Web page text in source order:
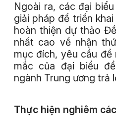
Ngoài ra, các đại
giải pháp để triển
hoàn thiện dự thảo
nhất cao về nhận
mục đích, yêu cầu
mắc của đại biểu
ngành Trung ương trả
Thực hiện nghiêm